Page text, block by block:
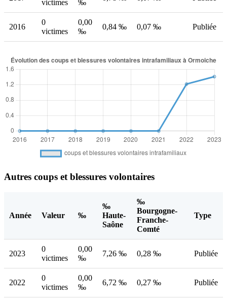
victimes ‰
2016
0
victimes
0,00
‰
0,84 ‰ 0,07 ‰ Publiée
Autres coups et blessures volontaires
Année Valeur ‰
‰
Haute-
Saône
‰
Bourgogne-
Franche-
Comté
Type
2023
0
victimes
0,00
‰
7,26 ‰ 0,28 ‰ Publiée
2022
0
victimes
0,00
‰
6,72 ‰ 0,27 ‰ Publiée